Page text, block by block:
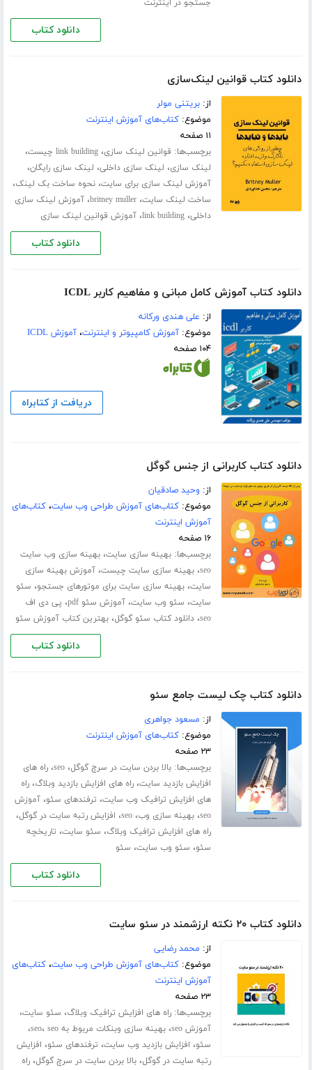
جستجو در اینترنت
دانلود کتاب
دانلود کتاب قوانین لینک‌سازی
از:بریتنی مولر
موضوع:کتاب‌های آموزش اینترنت
۱۱ صفحه
برچسب‌ها: قوانین لینک سازی،link building چیست ،
لینک سازی، لینک سازی داخلی، لینک سازی رایگان،
آموزش لینک سازی برای سایت،نحوه ساخت بک لینک،
ساخت لینک سایت،britney muller،آموزش لینک سازی
داخلی،link building،آموزش قوانین لینک سازی
دانلود کتاب
دانلود کتاب آموزش کامل مبانی و مفاهیم کاربر ICDL
از: علی هندی ورکانه
موضوع:آموزش کامپیوتر و اینترنت،آموزش ICDL
۱۰۴ صفحه
دریافت از کتابراه
دانلود کتاب کاربرانی از جنس گوگل
از: وحید صادقیان
موضوع:کتاب‌های آموزش طراحی وب سایت،کتاب‌های
آموزش اینترنت
۱۶ صفحه
برچسب‌ها:بهینه سازی سایت،بهینه سازی وب سایت
seo،بهینه سازی سایت چیست،آموزش بهینه سازی
سایت،بهینه سازی سایت برای موتورهای جستجو، سئو
سایت، سئو وب سایت،آموزش سئو pdf ، پی دی اف
seo،دانلود کتاب سئو گوگل،بهترین کتاب آموزش سئو
دانلود کتاب
دانلود کتاب چک لیست جامع سئو
از: مسعود جواهری
موضوع:کتاب‌های آموزش اینترنت
۲۳ صفحه
برچسب‌ها:بالا بردن سایت در سرچ گوگل،seo،راه های
افزایش بازدید سایت،راه های افزایش بازدید وبلاگ،راه
های افزایش ترافیک وب سایت، ترفندهای سئو،آموزش
seo،بهینه سازی وب،seo، افزایش رتبه سایت در گوگل،
راه های افزایش ترافیک وبلاگ، سئو سایت، تاریخچه
سئو، سئو وب سایت، سئو
دانلود کتاب
دانلود کتاب ۲۰ نکته ارزشمند در سئو سایت
از: محمد رضایی
موضوع:کتاب‌های آموزش طراحی وب سایت،کتاب‌های
آموزش اینترنت
۲۳ صفحه
برچسب‌ها:راه های افزایش ترافیک وبلاگ، سئو سایت،
آموزش seo ،بهینه سازی وبنکات مربوط به seo ، seo ،
سئو، افزایش بازدید وب سایت، ترفندهای سئو، افزایش
رتبه سایت در گوگل،بالا بردن سایت در سرچ گوگل،راه